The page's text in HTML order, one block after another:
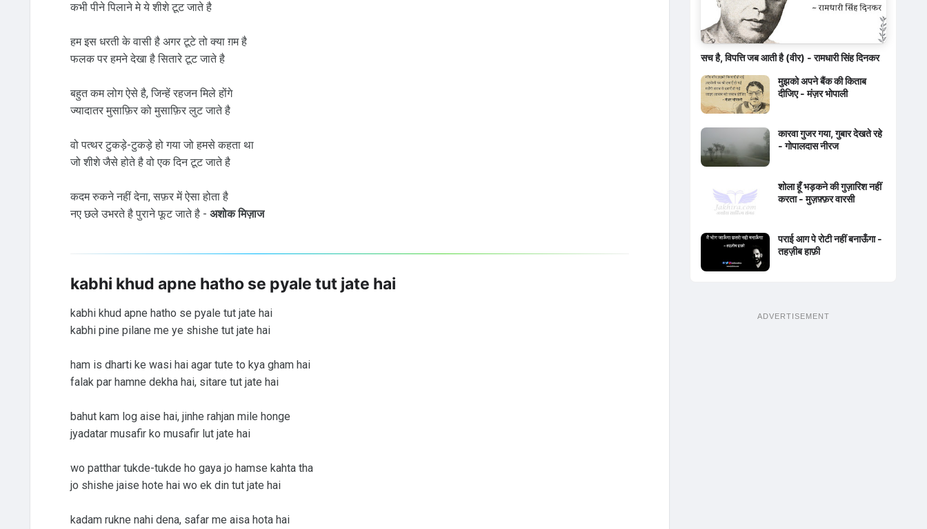
कभी पीने पिलाने मे ये शीशे टूट जाते है
हम इस धरती के वासी है अगर टूटे तो क्या ग़म है
फलक पर हमने देखा है सितारे टूट जाते है
बहुत कम लोग ऐसे है, जिन्हें रहजन मिले होंगे
ज्यादातर मुसाफ़िर को मुसाफ़िर लुट जाते है
वो पत्थर टुकड़े-टुकड़े हो गया जो हमसे कहता था
जो शीशे जैसे होते है वो एक दिन टूट जाते है
कदम रुकने नहीं देना, सफ़र में ऐसा होता है
नए छले उभरते है पुराने फूट जाते है - अशोक मिज़ाज
kabhi khud apne hatho se pyale tut jate hai
kabhi khud apne hatho se pyale tut jate hai
kabhi pine pilane me ye shishe tut jate hai
ham is dharti ke wasi hai agar tute to kya gham hai
falak par hamne dekha hai, sitare tut jate hai
bahut kam log aise hai, jinhe rahjan mile honge
jyadatar musafir ko musafir lut jate hai
wo patthar tukde-tukde ho gaya jo hamse kahta tha
jo shishe jaise hote hai wo ek din tut jate hai
kadam rukne nahi dena, safar me aisa hota hai
सच है, विपत्ति जब आती है (वीर) - रामधारी सिंह दिनकर
मुझको अपने बैंक की किताब
दीजिए - मंज़र भोपाली
कारवा गुजर गया, गुबार देखते रहे
- गोपालदास नीरज
शोला हूँ भड़कने की गुज़ारिश नहीं
करता - मुज़फ़्फ़र वारसी
पराई आग पे रोटी नहीं बनाऊँगा -
तहज़ीब हाफ़ी
ADVERTISEMENT